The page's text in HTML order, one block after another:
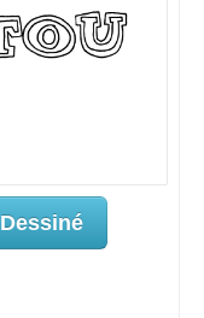
Dessiné